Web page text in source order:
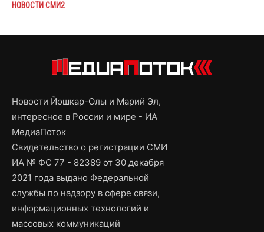
НОВОСТИ СМИ2
Новости Йошкар-Олы и Марий Эл,
интересное в России и мире - ИА
МедиаПоток
Свидетельство о регистрации СМИ
ИА № ФС 77 - 82389 от 30 декабря
2021 года выдано Федеральной
службы по надзору в сфере связи,
информационных технологий и
массовых коммуникаций